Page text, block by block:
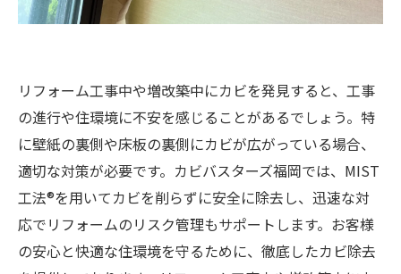
リフォーム工事中や増改築中にカビを発見すると、工事
の進行や住環境に不安を感じることがあるでしょう。特
に壁紙の裏側や床板の裏側にカビが広がっている場合、
適切な対策が必要です。カビバスターズ福岡では、MIST
工法®を用いてカビを削らずに安全に除去し、迅速な対
応でリフォームのリスク管理もサポートします。お客様
の安心と快適な住環境を守るために、徹底したカビ除去